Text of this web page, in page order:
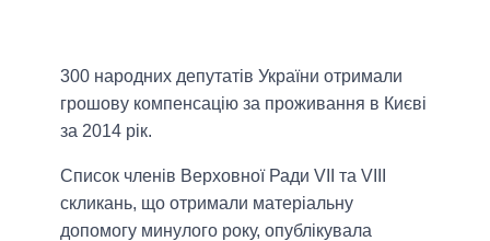
300 народних депутатів України отримали
грошову компенсацію за проживання в Києві
за 2014 рік.
Список членів Верховної Ради VII та VIII
скликань, що отримали матеріальну
допомогу минулого року, опублікувала